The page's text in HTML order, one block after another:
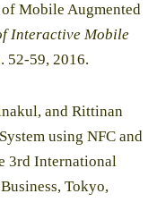
Mobile Augmented
Interactive Mobile
52-59, 2016.
and Rittinan
using NFC and
3rd International
Tokyo,